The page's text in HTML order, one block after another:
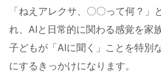
「ねえアレクサ、〇〇って何？」
れ、AIと日常的に関わる感覚を家
子どもが「AIに聞く」ことを特別
にするきっかけになります。